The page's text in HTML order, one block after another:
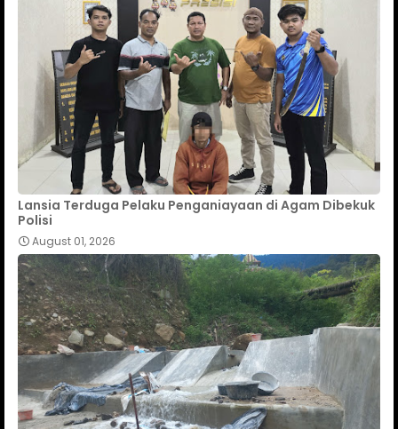
Lansia Terduga Pelaku Penganiayaan di Agam Dibekuk
Polisi
August 01, 2026